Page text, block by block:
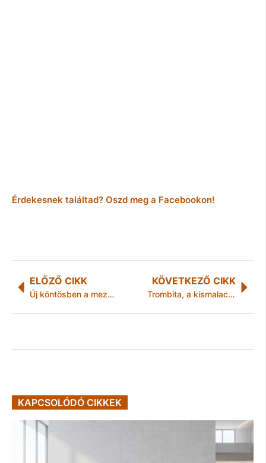
Érdekesnek találtad? Oszd meg a Facebookon!
ELŐZŐ CIKK
Új köntösben a mezőcsáti Humánszolgáltató Központ
KÖVETKEZŐ CIKK
Trombita, a kismalac, újra várja a gyerekeket
KAPCSOLÓDÓ CIKKEK